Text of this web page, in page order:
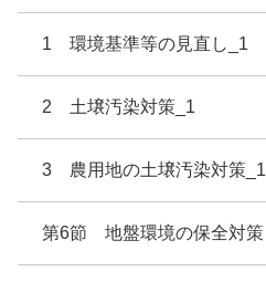
1 環境基準等の見直し_1
2 土壌汚染対策_1
3 農用地の土壌汚染対策_1
第6節 地盤環境の保全対策